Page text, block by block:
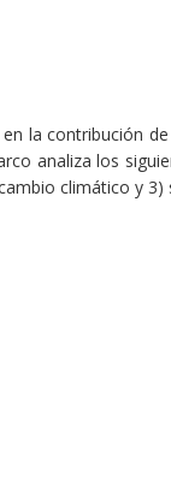
la contribución
analiza los
climático y 3)